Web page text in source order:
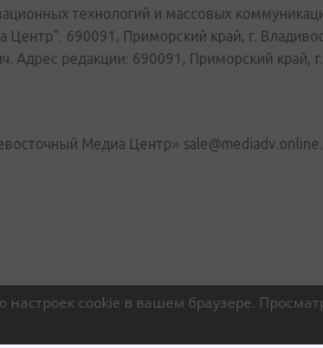
cookie в вашем браузере.
технологий и массовых
690091, Приморский край, г.
редакции: 690091, Приморский край, г.
Медиа Центр» sale@mediadv.online.